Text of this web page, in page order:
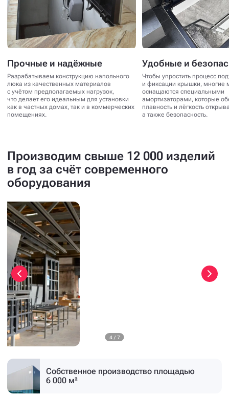
Прочные и надёжные
Разрабатываем конструкцию напольного
люка из качественных материалов
с учётом предполагаемых нагрузок,
что делает его идеальным для установки
как в частных домах, так и в коммерческих
помещениях.
Удобные и
Чтобы упростить процесс
и фиксации крышки, многие
оснащаются специальными
амортизаторами, которые
плавность и лёгкость
а также безопасность.
Производим свыше 12 000 изделий
в год за счёт современного
оборудования